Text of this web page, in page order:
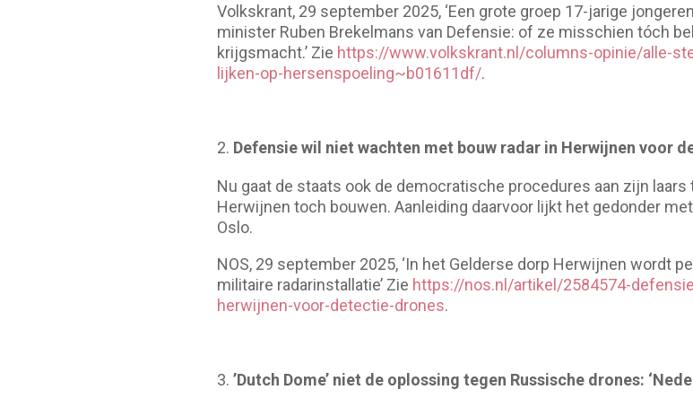
Volkskrant, 29 september 2025, ‘Een grote groep 17-jarige
minister Ruben Brekelmans van Defensie: of ze misschien tóch
krijgsmacht.’ Zie https://www.volkskrant.nl/columns-opinie/alle-
lijken-op-hersenspoeling~b01611df/.
Defensie wil niet wachten met bouw radar in Herwijnen voor
Nu gaat de staats ook de democratische procedures aan zijn laars
Herwijnen toch bouwen. Aanleiding daarvoor lijkt het gedonder
Oslo.
NOS, 29 september 2025, ‘In het Gelderse dorp Herwijnen wordt
militaire radarinstallatie’ Zie https://nos.nl/artikel/2584574-
herwijnen-voor-detectie-drones.
’Dutch Dome’ niet de oplossing tegen Russische drones: